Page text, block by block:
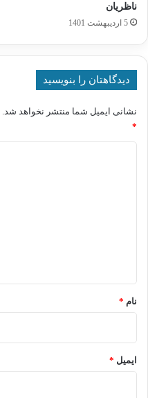
ناظریان
5 اردیبهشت 1401
دیدگاهتان را بنویسید
نشانی ایمیل شما منتشر نخواهد شد.
*
نام *
ایمیل *